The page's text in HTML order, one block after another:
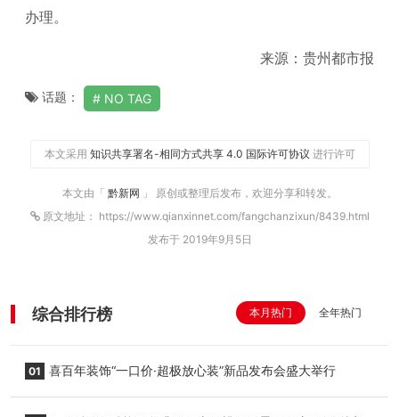
办理。
来源：贵州都市报
话题： NO TAG
本文采用 知识共享署名-相同方式共享 4.0 国际许可协议 进行许可
本文由「 黔新网 」 原创或整理后发布，欢迎分享和转发。
原文地址： https://www.qianxinnet.com/fangchanzixun/8439.html
发布于 2019年9月5日
综合排行榜 本月热门 全年热门
01 喜百年装饰“一口价·超极放心装”新品发布会盛大举行